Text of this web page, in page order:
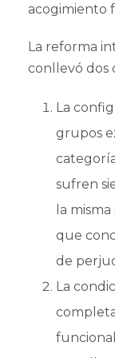
acogimiento
La reforma
conllevó dos
La
grupos
sufren
la
que
de
La